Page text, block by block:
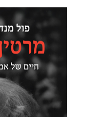
פול מנדס-פלור
מתן אורם